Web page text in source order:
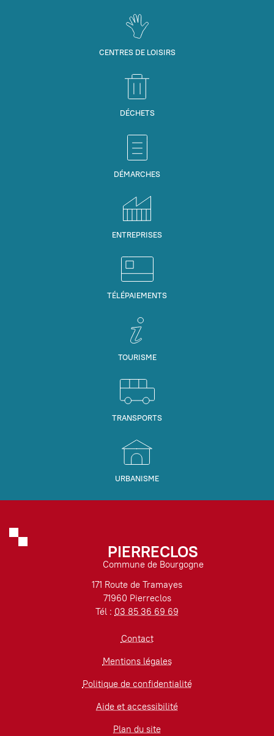
CENTRES DE LOISIRS
DÉCHETS
DÉMARCHES
ENTREPRISES
TÉLÉPAIEMENTS
TOURISME
TRANSPORTS
URBANISME
PIERRECLOS
Commune de Bourgogne
171 Route de Tramayes
71960 Pierreclos
Tél : 03 85 36 69 69
Contact
Mentions légales
Politique de confidentialité
Aide et accessibilité
Plan du site